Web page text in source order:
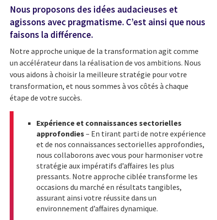
Nous proposons des idées audacieuses et
agissons avec pragmatisme. C’est ainsi que nous
faisons la différence.
Notre approche unique de la transformation agit comme
un accélérateur dans la réalisation de vos ambitions. Nous
vous aidons à choisir la meilleure stratégie pour votre
transformation, et nous sommes à vos côtés à chaque
étape de votre succès.
Expérience et connaissances sectorielles
approfondies – En tirant parti de notre expérience
et de nos connaissances sectorielles approfondies,
nous collaborons avec vous pour harmoniser votre
stratégie aux impératifs d’affaires les plus
pressants. Notre approche ciblée transforme les
occasions du marché en résultats tangibles,
assurant ainsi votre réussite dans un
environnement d’affaires dynamique.